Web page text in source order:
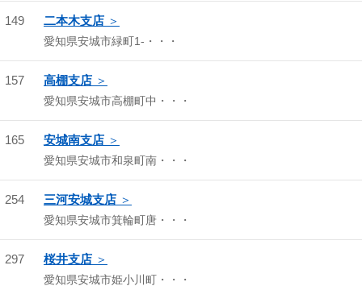
149 二本木支店
愛知県安城市緑町1-・・・
157 高棚支店
愛知県安城市高棚町中・・・
165 安城南支店
愛知県安城市和泉町南・・・
254 三河安城支店
愛知県安城市箕輪町唐・・・
297 桜井支店
愛知県安城市姫小川町・・・